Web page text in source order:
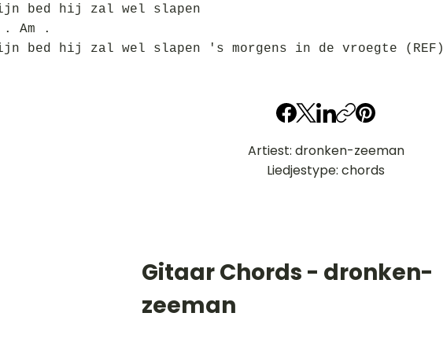
bed hij zal wel slapen
Am .
bed hij zal wel slapen 's morgens in de vroegte (REF)
Artiest: dronken-zeeman
Liedjestype: chords
Gitaar Chords - dronken-
zeeman